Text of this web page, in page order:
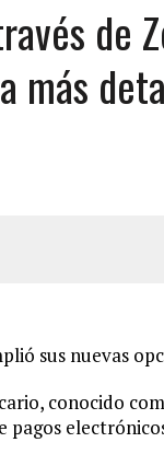
ACOSADA Y ABUSADA POR
ADOLESCENTE
DESENCADENÓ
de
más
sus nuevas
conocido
pagos